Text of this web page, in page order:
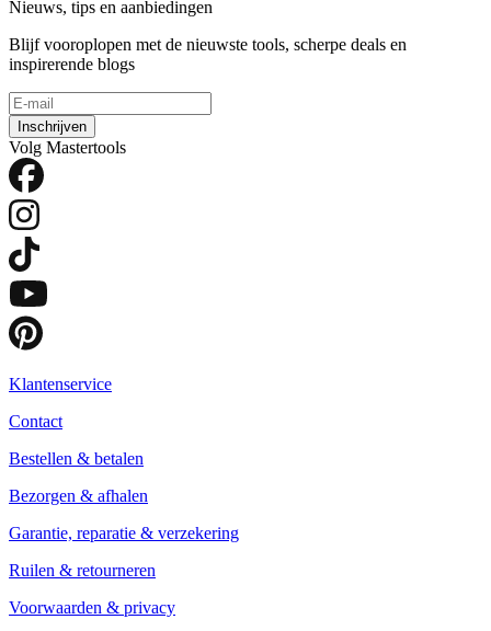
Nieuws, tips en aanbiedingen
Blijf vooroplopen met de nieuwste tools, scherpe deals en
inspirerende blogs
Inschrijven
Volg Mastertools
Klantenservice
Contact
Bestellen & betalen
Bezorgen & afhalen
Garantie, reparatie & verzekering
Ruilen & retourneren
Voorwaarden & privacy